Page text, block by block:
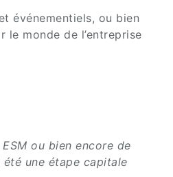
événementiels, ou bien
le monde de l’entreprise
ou bien encore de
été une étape capitale